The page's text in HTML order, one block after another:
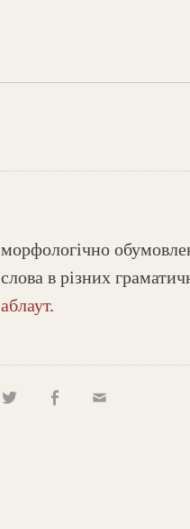
морфологічно
слова в різних
аблаут.